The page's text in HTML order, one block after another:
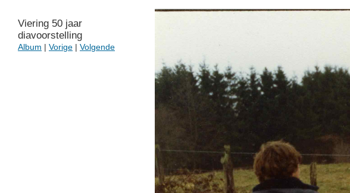
Viering 50 jaar
diavoorstelling
Album Vorige Volgende